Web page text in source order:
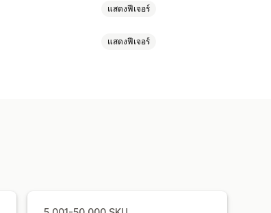
แสดงฟีเจอร์
แสดงฟีเจอร์
าะเป้าหมาย